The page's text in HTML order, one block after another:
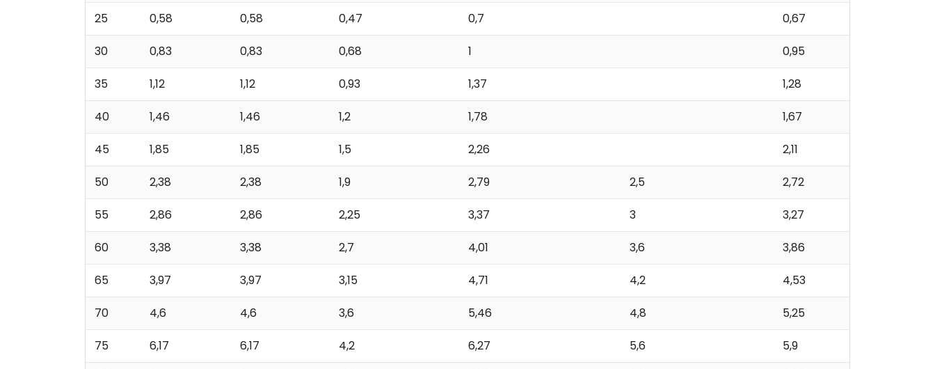
25 0,58 0,58 0,47 0,7 0,67
30 0,83 0,83 0,68 1 0,95
35 1,12 1,12 0,93 1,37 1,28
40 1,46 1,46 1,2 1,78 1,67
45 1,85 1,85 1,5 2,26 2,11
50 2,38 2,38 1,9 2,79 2,5 2,72
55 2,86 2,86 2,25 3,37 3 3,27
60 3,38 3,38 2,7 4,01 3,6 3,86
65 3,97 3,97 3,15 4,71 4,2 4,53
70 4,6 4,6 3,6 5,46 4,8 5,25
75 6,17 6,17 4,2 6,27 5,6 5,9